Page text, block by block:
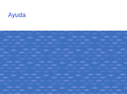
Ayuda